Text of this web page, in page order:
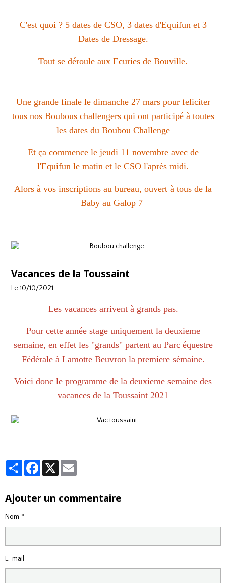
C'est quoi ? 5 dates de CSO, 3 dates d'Equifun et 3
Dates de Dressage.
Tout se déroule aux Ecuries de Bouville.
Une grande finale le dimanche 27 mars pour feliciter
tous nos Boubous challengers qui ont participé à toutes
les dates du Boubou Challenge
Et ça commence le jeudi 11 novembre avec de
l'Equifun le matin et le CSO l'après midi.
Alors à vos inscriptions au bureau, ouvert à tous de la
Baby au Galop 7
Vacances de la Toussaint
Le 10/10/2021
Les vacances arrivent à grands pas.
Pour cette année stage uniquement la deuxieme
semaine, en effet les "grands" partent au Parc équestre
Fédérale à Lamotte Beuvron la premiere sémaine.
Voici donc le programme de la deuxieme semaine des
vacances de la Toussaint 2021
PartagerFacebook
X
Ajouter un commentaire
Nom
E-mail